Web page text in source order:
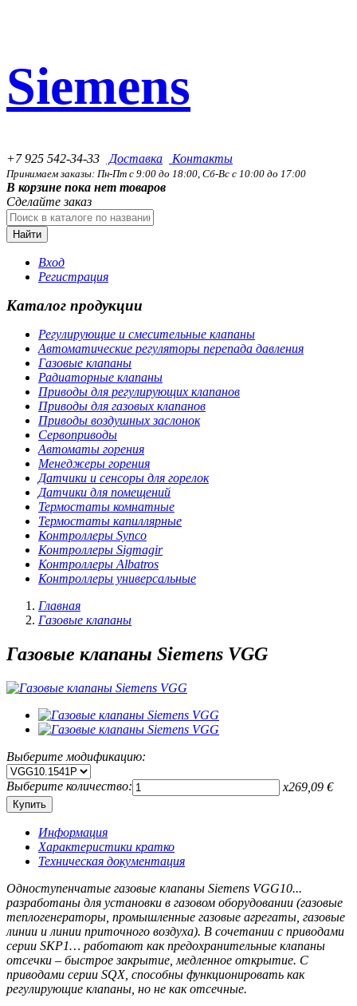
Siemens
+7 925 542-34-33 Доставка Контакты
Принимаем заказы: Пн-Пт с 9:00 до 18:00, Сб-Вс с 10:00 до 17:00
В корзине пока нет товаров
Сделайте заказ
Найти
Вход
Регистрация
Каталог продукции
Регулирующие и смесительные клапаны
Автоматические регуляторы перепада давления
Газовые клапаны
Радиаторные клапаны
Приводы для регулирующих клапанов
Приводы для газовых клапанов
Приводы воздушных заслонок
Сервоприводы
Автоматы горения
Менеджеры горения
Датчики и сенсоры для горелок
Датчики для помещений
Термостаты комнатные
Термостаты капиллярные
Контроллеры Synco
Контроллеры Sigmagir
Контроллеры Albatros
Контроллеры универсальные
Главная
Газовые клапаны
Газовые клапаны Siemens VGG
Выберите модификацию:
Выберите количество: x269,09 €
Информация
Характеристики кратко
Техническая документация
Одноступенчатые газовые клапаны Siemens VGG10...
разработаны для установки в газовом оборудовании (газовые
теплогенераторы, промышленные газовые агрегаты, газовые
линии и линии приточного воздуха). В сочетании с приводами
серии SKP1… работают как предохранительные клапаны
отсечки – быстрое закрытие, медленное открытие. С
приводами серии SQX, способны функционировать как
регулирующие клапаны, но не как отсечные.